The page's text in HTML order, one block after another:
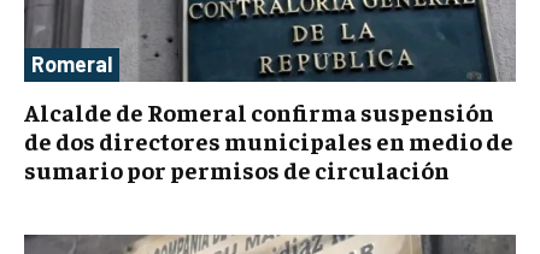
Romeral
Alcalde de Romeral confirma suspensión
de dos directores municipales en medio de
sumario por permisos de circulación